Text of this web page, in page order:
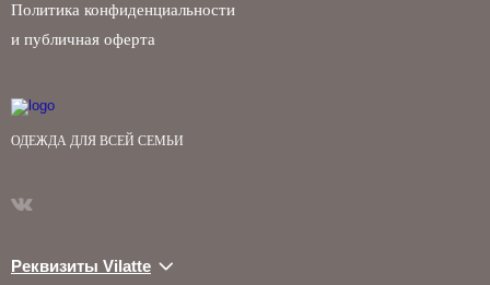
ОДЕЖДА ДЛЯ ВСЕЙ СЕМЬИ
Реквизиты Vilatte
Политика конфиденциальности
и публичная оферта